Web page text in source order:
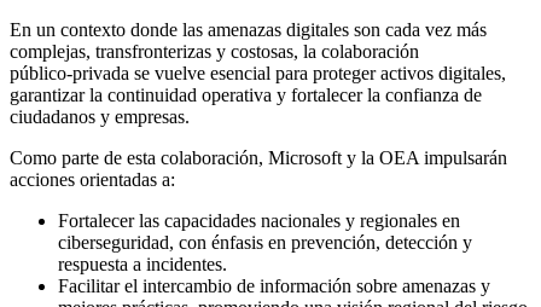
En un contexto donde las amenazas digitales son cada vez más
complejas, transfronterizas y costosas, la colaboración
público‑privada se vuelve esencial para proteger activos digitales,
garantizar la continuidad operativa y fortalecer la confianza de
ciudadanos y empresas.
Como parte de esta colaboración, Microsoft y la OEA impulsarán
acciones orientadas a:
Fortalecer las capacidades nacionales y regionales en
ciberseguridad, con énfasis en prevención, detección y
respuesta a incidentes.
Facilitar el intercambio de información sobre amenazas y